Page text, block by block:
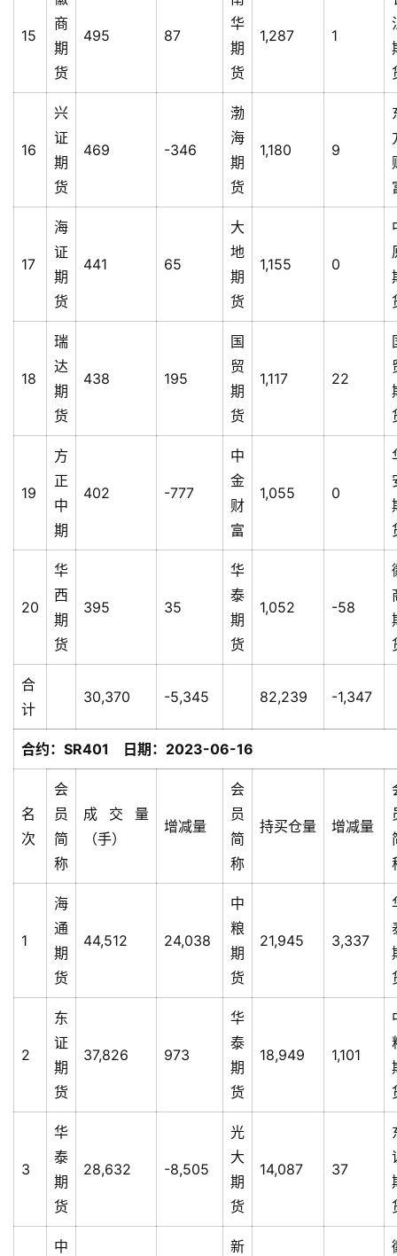
15
商
期
货
495 87
华
期
货
1,287 1
16
兴
证
期
货
469 -346
渤
海
期
货
1,180 9
17
海
证
期
货
441 65
大
地
期
货
1,155 0
18
瑞
达
期
货
438 195
国
贸
期
货
1,117 22
19
方
正
中
期
402 -777
中
金
财
富
1,055 0
20
华
西
期
货
395 35
华
泰
期
货
1,052 -58
合
计
30,370 -5,345 82,239 -1,347
合约：SR401 日期：2023-06-16
名
次
会
员
简
称
成交量
（手）
增减量
会
员
简
称
持买仓量 增减量
1
海
通
期
货
44,512 24,038
中
粮
期
货
21,945 3,337
2
东
证
期
货
37,826 973
华
泰
期
货
18,949 1,101
3
华
泰
期
货
28,632 -8,505
光
大
期
货
14,087 37
中
新